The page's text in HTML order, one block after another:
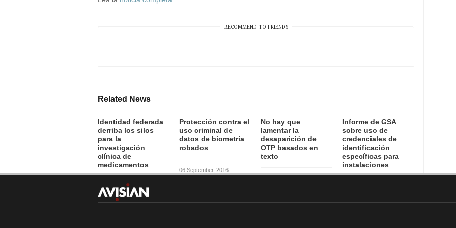
RECOMMEND TO FRIENDS
Related News
Identidad federada
derriba los silos
para la
investigación
clínica de
medicamentos
07 September, 2016
Protección contra el
uso criminal de
datos de biometría
robados
06 September, 2016
No hay que
lamentar la
desaparición de
OTP basados en
texto
Informe de GSA
sobre uso de
credenciales de
identificación
específicas para
instalaciones